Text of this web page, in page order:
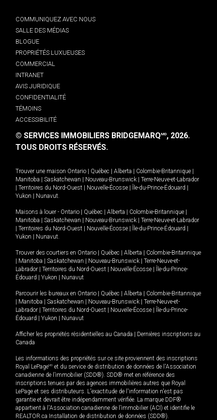
COMMUNIQUEZ AVEC NOUS
SALLE DES MÉDIAS
BLOGUE
PROPRIÉTÉS LUXUEUSES
COMMERCIAL
INTRANET
AVIS JURIDIQUE
CONFIDENTIALITÉ
TÉMOINS
ACCESSIBILITÉ
© SERVICES IMMOBILIERS BRIDGEMARQMD, 2026.
TOUS DROITS RÉSERVÉS.
Trouver une maison Ontario Québec Alberta Colombie-Britannique
Manitoba
Saskatchewan Nouveau-Brunswick
Terre-Neuve-et-Labrador
Territoires du Nord-Ouest Nouvelle-Écosse Île-du-Prince-Édouard
Yukon
Nunavut.
Maisons à louer - Ontario Québec Alberta Colombie-Britannique
Manitoba
Saskatchewan Nouveau-Brunswick
Terre-Neuve-et-Labrador
Territoires du Nord-Ouest Nouvelle-Écosse Île-du-Prince-Édouard
Yukon
Nunavut.
Trouver des courtiers en Ontario Québec Alberta
Colombie-Britannique
Manitoba Saskatchewan Nouveau-Brunswick
Terre-Neuve-et-
Labrador
Territoires du Nord-Ouest Nouvelle-Écosse
Île-du-Prince-
Édouard
Yukon Nunavut
Parcourir les bureaux en Ontario Québec Alberta
Colombie-Britannique
Manitoba Saskatchewan Nouveau-Brunswick
Terre-Neuve-et-
Labrador
Territoires du Nord-Ouest Nouvelle-Écosse
Île-du-Prince-
Édouard
Yukon Nunavut
Afficher les propriétés résidentielles au Canada
Dernières inscriptions au
Canada
Les informations des propriétés sur ce site proviennent des inscriptions
Royal LePageMD et du service de distribution de données de l'Association
canadienne de l’immobilier (SDD®). SDD® met en référence des
inscriptions tenues par des agences immobilières autres que Royal
LePage et ses distributeurs. L'exactitude de l'information n'est pas
garantie et devrait être indépendamment vérifiée. La marque DDF®
appartient à l'Association canadienne de l’immobilier (ACI) et identifie le
REALTOR.ca Installation de distribution de données (SDD®).